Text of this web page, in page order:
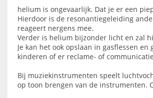
helium is ongevaarlijk. Dat je er een
Hierdoor is de resonantiegeleiding
reageert nergens mee.
Verder is helium bijzonder licht en zal
Je kan het ook opslaan in gasflessen
kinderen of er reclame- of
Bij muziekinstrumenten speelt
op toon brengen van de instrumenten.